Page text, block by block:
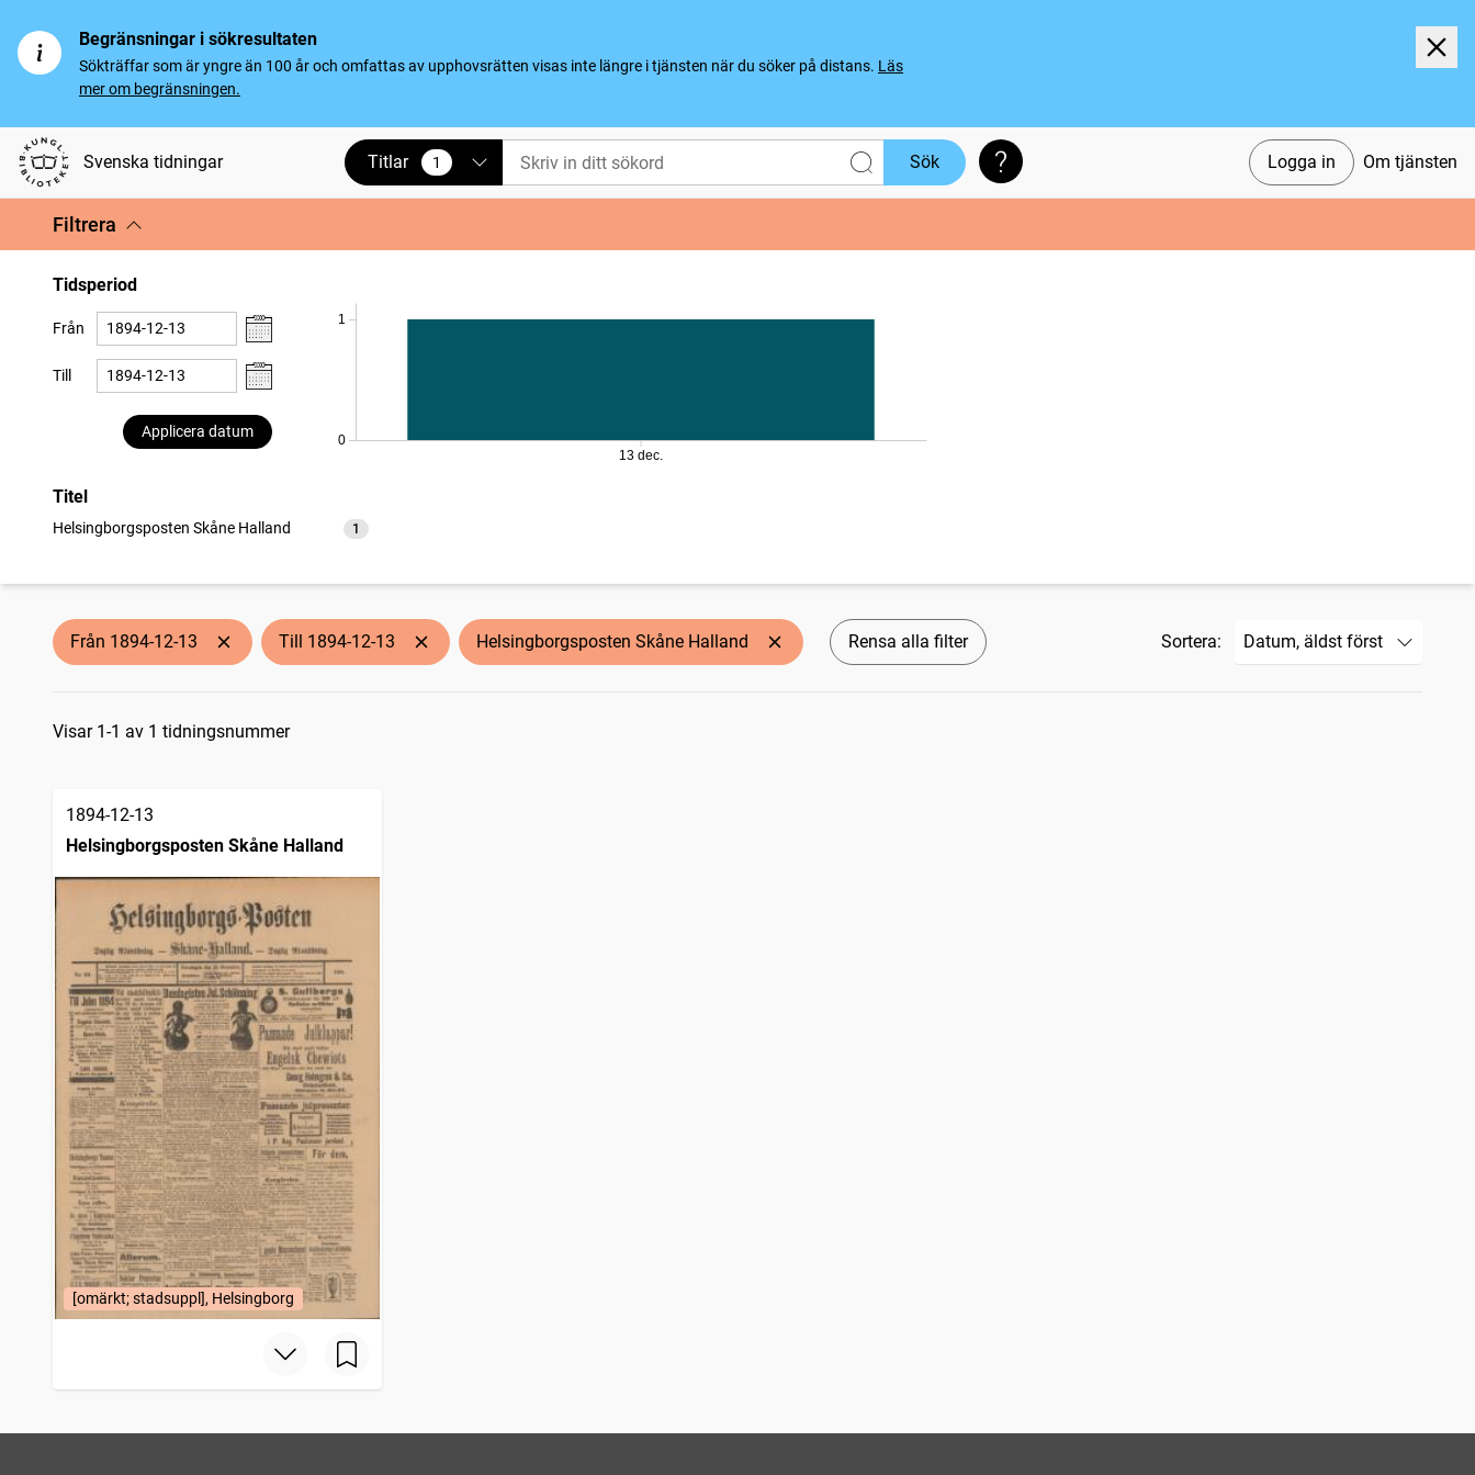
Begränsningar i sökresultaten
Sökträffar som är yngre än 100 år och omfattas av upphovsrätten visas inte längre i tjänsten när du söker på distans. Läs
mer om begränsningen.
Svenska tidningar Logga in Om tjänsten
Titlar 1
vald Sök Söktips
Filtrera
Tidsperiod
Från
Till
Applicera datum
0
1
13 dec.
Titel
Helsingborgsposten Skåne Halland 1
träffar
Från 1894-12-13 Till 1894-12-13 Helsingborgsposten Skåne Halland Rensa alla filter Sortera:
Sökresultat
Visar 1-1 av 1 tidningsnummer
1894-12-13
Helsingborgsposten Skåne Halland
[omärkt; stadsuppl], Helsingborg